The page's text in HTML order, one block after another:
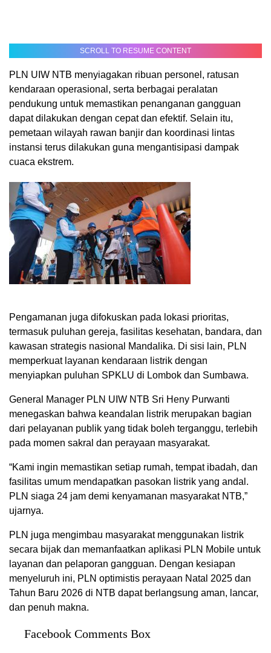
SCROLL TO RESUME CONTENT
PLN UIW NTB menyiagakan ribuan personel, ratusan
kendaraan operasional, serta berbagai peralatan
pendukung untuk memastikan penanganan gangguan
dapat dilakukan dengan cepat dan efektif. Selain itu,
pemetaan wilayah rawan banjir dan koordinasi lintas
instansi terus dilakukan guna mengantisipasi dampak
cuaca ekstrem.
Pengamanan juga difokuskan pada lokasi prioritas,
termasuk puluhan gereja, fasilitas kesehatan, bandara, dan
kawasan strategis nasional Mandalika. Di sisi lain, PLN
memperkuat layanan kendaraan listrik dengan
menyiapkan puluhan SPKLU di Lombok dan Sumbawa.
General Manager PLN UIW NTB Sri Heny Purwanti
menegaskan bahwa keandalan listrik merupakan bagian
dari pelayanan publik yang tidak boleh terganggu, terlebih
pada momen sakral dan perayaan masyarakat.
“Kami ingin memastikan setiap rumah, tempat ibadah, dan
fasilitas umum mendapatkan pasokan listrik yang andal.
PLN siaga 24 jam demi kenyamanan masyarakat NTB,”
ujarnya.
PLN juga mengimbau masyarakat menggunakan listrik
secara bijak dan memanfaatkan aplikasi PLN Mobile untuk
layanan dan pelaporan gangguan. Dengan kesiapan
menyeluruh ini, PLN optimistis perayaan Natal 2025 dan
Tahun Baru 2026 di NTB dapat berlangsung aman, lancar,
dan penuh makna.
Facebook Comments Box